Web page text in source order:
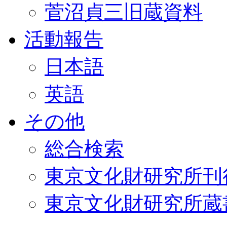
菅沼貞三旧蔵資料
活動報告
日本語
英語
その他
総合検索
東京文化財研究所
東京文化財研究所